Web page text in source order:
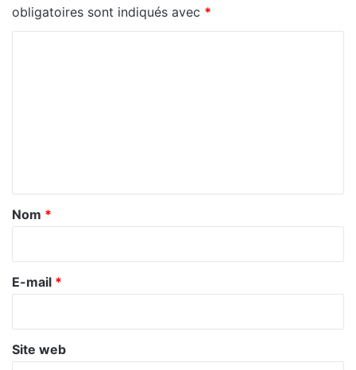
obligatoires sont indiqués avec *
a
r
e
Nom *
E-mail *
Site web